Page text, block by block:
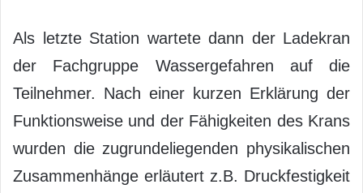
Als letzte Station wartete dann der Ladekran
der Fachgruppe Wassergefahren auf die
Teilnehmer. Nach einer kurzen Erklärung der
Funktionsweise und der Fähigkeiten des Krans
wurden die zugrundeliegenden physikalischen
Zusammenhänge erläutert z.B. Druckfestigkeit